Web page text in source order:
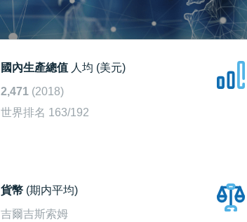
國內生產總值 人均 (美元)
2,471 (2018)
世界排名 163/192
貨幣 (期内平均)
吉爾吉斯索姆